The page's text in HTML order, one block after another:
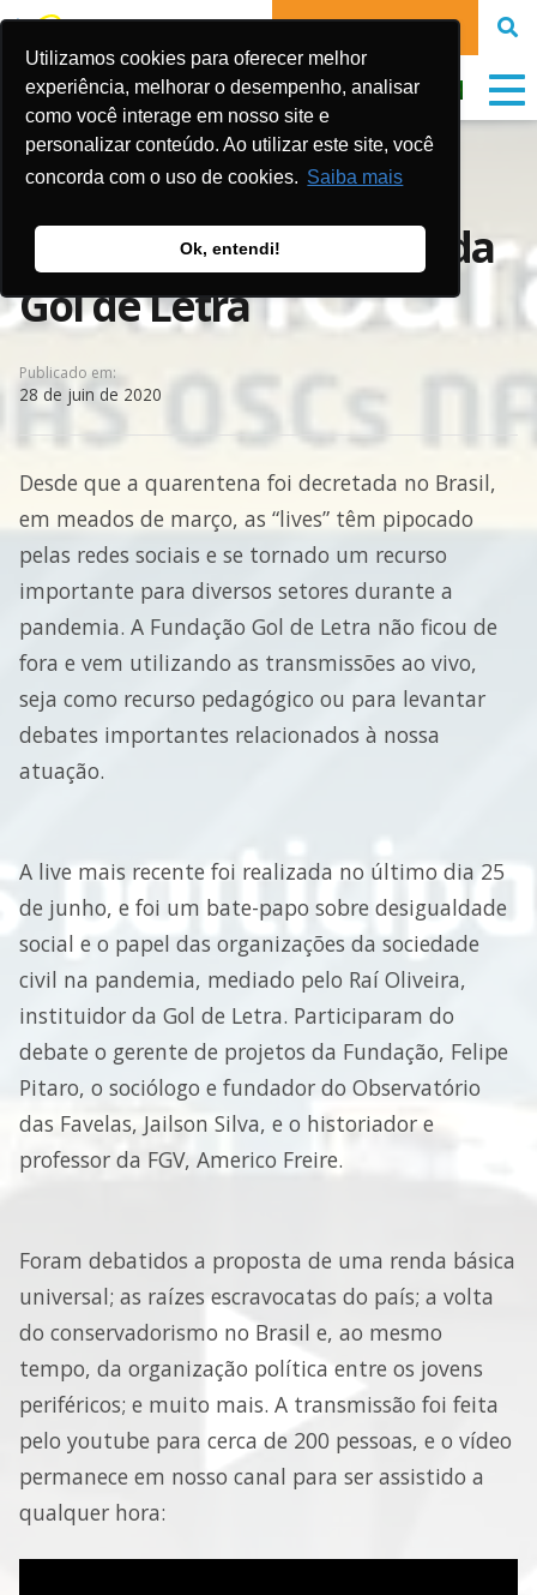
Utilizamos cookies para oferecer melhor
experiência, melhorar o desempenho, analisar
como você interage em nosso site e
personalizar conteúdo. Ao utilizar este site, você
concorda com o uso de cookies. Saiba mais
Ok, entendi!
FAIRE UN DON
Transmissões ao vivo
fortalecem o trabalho da
Gol de Letra
Publicado em:
28 de juin de 2020
Desde que a quarentena foi decretada no Brasil,
em meados de março, as “lives” têm pipocado
pelas redes sociais e se tornado um recurso
importante para diversos setores durante a
pandemia. A Fundação Gol de Letra não ficou de
fora e vem utilizando as transmissões ao vivo,
seja como recurso pedagógico ou para levantar
debates importantes relacionados à nossa
atuação.
A live mais recente foi realizada no último dia 25
de junho, e foi um bate-papo sobre desigualdade
social e o papel das organizações da sociedade
civil na pandemia, mediado pelo Raí Oliveira,
instituidor da Gol de Letra. Participaram do
debate o gerente de projetos da Fundação, Felipe
Pitaro, o sociólogo e fundador do Observatório
das Favelas, Jailson Silva, e o historiador e
professor da FGV, Americo Freire.
Foram debatidos a proposta de uma renda básica
universal; as raízes escravocatas do país; a volta
do conservadorismo no Brasil e, ao mesmo
tempo, da organização política entre os jovens
periféricos; e muito mais. A transmissão foi feita
pelo youtube para cerca de 200 pessoas, e o vídeo
permanece em nosso canal para ser assistido a
qualquer hora: